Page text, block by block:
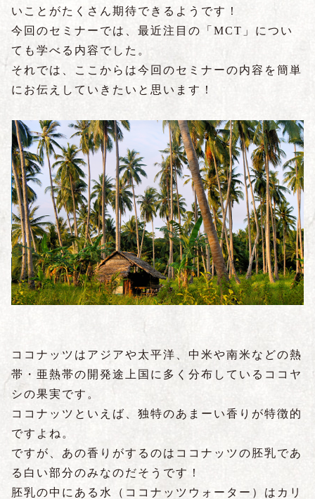
いことがたくさん期待できるようです！
今回のセミナーでは、最近注目の「MCT」につい
ても学べる内容でした。
それでは、ここからは今回のセミナーの内容を簡単
にお伝えしていきたいと思います！
ココナッツはアジアや太平洋、中米や南米などの熱
帯・亜熱帯の開発途上国に多く分布しているココヤ
シの果実です。
ココナッツといえば、独特のあまーい香りが特徴的
ですよね。
ですが、あの香りがするのはココナッツの胚乳であ
る白い部分のみなのだそうです！
胚乳の中にある水（ココナッツウォーター）はカリ